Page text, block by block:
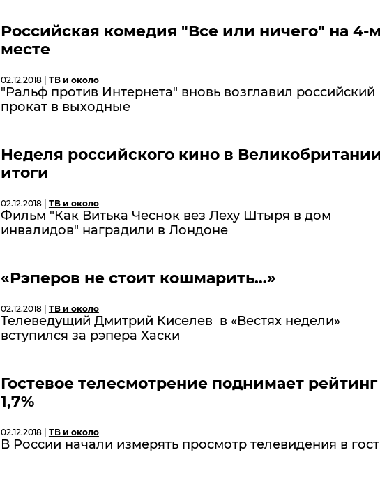
Российская комедия "Все или ничего" на 4-
месте
02.12.2018 | ТВ и около
"Ральф против Интернета" вновь возглавил российский
прокат в выходные
Неделя российского кино в
итоги
02.12.2018 | ТВ и около
Фильм "Как Витька Чеснок вез Леху Штыря в дом
инвалидов" наградили в Лондоне
«Рэперов не стоит кошмарить…»
02.12.2018 | ТВ и около
Телеведущий Дмитрий Киселев в «Вестях недели»
вступился за рэпера Хаски
Гостевое телесмотрение поднимает
1,7%
02.12.2018 | ТВ и около
В России начали измерять просмотр телевидения в